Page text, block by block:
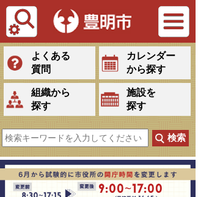
Tiếng Việt
よくある
質問
カレンダー
から探す
組織から
探す
施設を
探す